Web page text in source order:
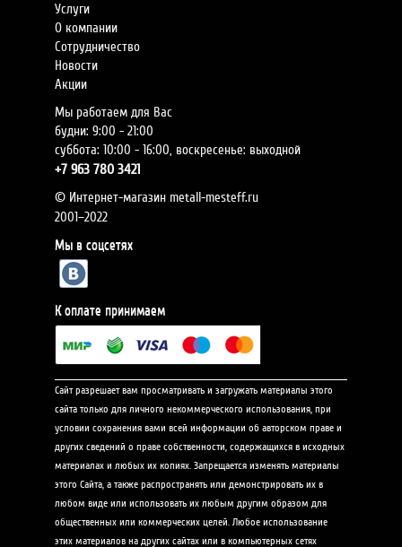
Услуги
О компании
Сотрудничество
Новости
Акции
Мы работаем для Вас
будни: 9:00 - 21:00
суббота: 10:00 - 16:00, воскресенье: выходной
+7963 780 3421
© Интернет-магазин metall-mesteff.ru
2001–2022
Мы в соцсетях
К оплате принимаем
Сайт разрешает вам просматривать и загружать материалы этого
сайта только для личного некоммерческого использования, при
условии сохранения вами всей информации об авторском праве и
других сведений о праве собственности, содержащихся в исходных
материалах и любых их копиях. Запрещается изменять материалы
этого Сайта, а также распространять или демонстрировать их в
любом виде или использовать их любым другим образом для
общественных или коммерческих целей. Любое использование
этих материалов на других сайтах или в компьютерных сетях